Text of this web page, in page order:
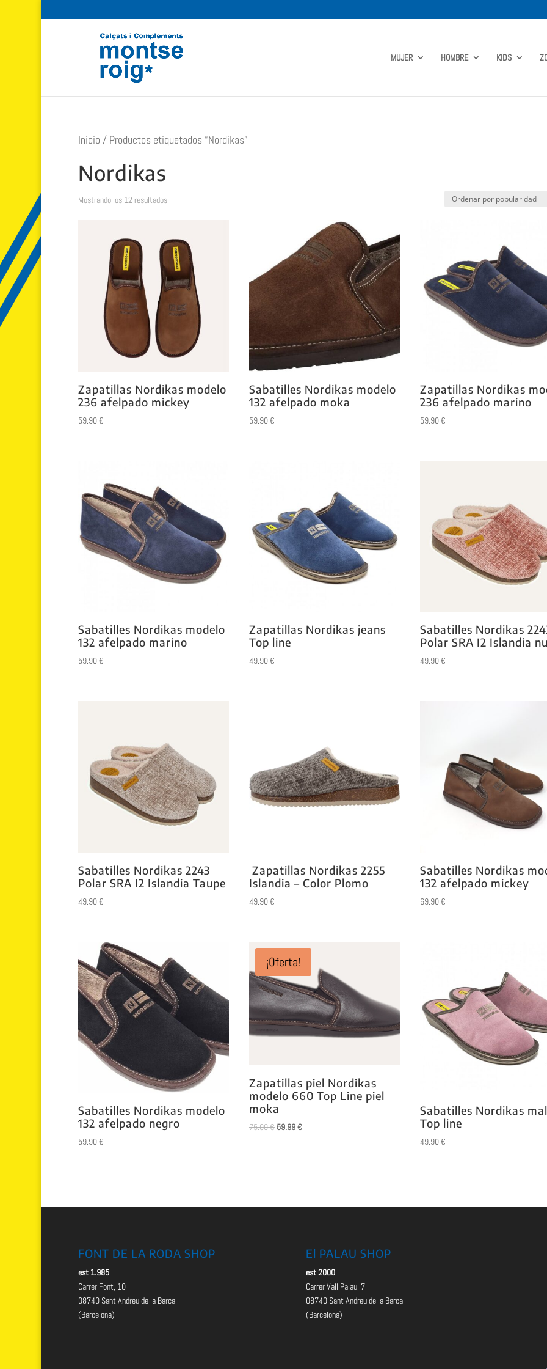
MUJER HOMBRE KIDS
Inicio / Productos etiquetados “Nordikas”
Nordikas
Mostrando los 12 resultadosOrdenado
Zapatillas Nordikas modelo
236 afelpado mickey
59.90€
Sabatilles Nordikas modelo
132 afelpado moka
59.90€
Zapatillas Nordikas
236 afelpado marino
59.90€
Sabatilles Nordikas modelo
132 afelpado marino
59.90€
Zapatillas Nordikas jeans
Top line
49.90€
Sabatilles Nordikas
Polar SRA I2 Islandia
49.90€
Sabatilles Nordikas 2243
Polar SRA I2 Islandia Taupe
49.90€
Zapatillas Nordikas 2255
Islandia – Color Plomo
49.90€
Sabatilles Nordikas
132 afelpado mickey
69.90€
Sabatilles Nordikas modelo
132 afelpado negro
59.90€
¡Oferta!
Zapatillas piel Nordikas
modelo 660 Top Line piel
moka
75.00€ El
59.99€El
Sabatilles Nordikas
Top line
49.90€
FONT DE LA RODA SHOP
est 1.985
Carrer Font, 10
08740 Sant Andreu de la Barca
(Barcelona)
El PALAU SHOP
est 2000
Carrer Vall Palau, 7
08740 Sant Andreu de la Barca
(Barcelona)